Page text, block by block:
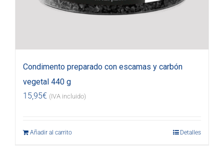
Condimento preparado con escamas y carbón
vegetal 440 g
15,95€ (IVA incluido)
Añadir al carrito Detalles